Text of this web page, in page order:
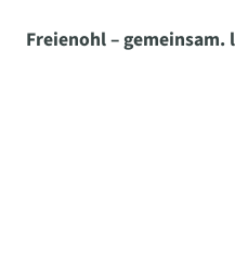
Freienohl –